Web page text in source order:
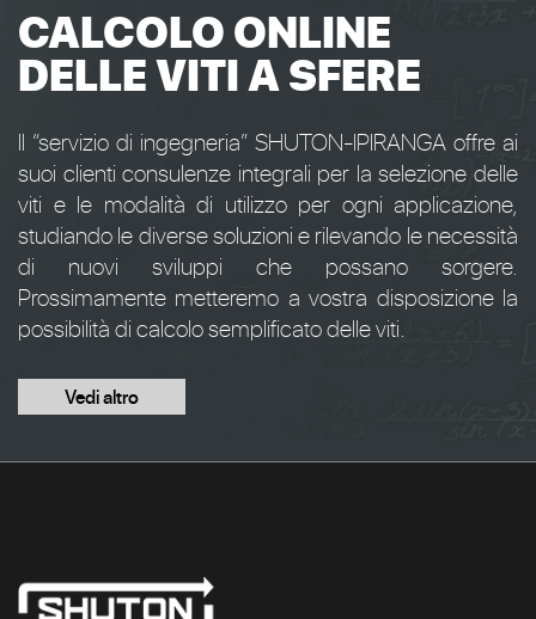
CALCOLO ONLINE
DELLE VITI A SFERE
Il “servizio di ingegneria” SHUTON-IPIRANGA offre ai
suoi clienti consulenze integrali per la selezione delle
viti e le modalità di utilizzo per ogni applicazione,
studiando le diverse soluzioni e rilevando le necessità
di nuovi sviluppi che possano sorgere.
Prossimamente metteremo a vostra disposizione la
possibilità di calcolo semplificato delle viti.
Vedi altro